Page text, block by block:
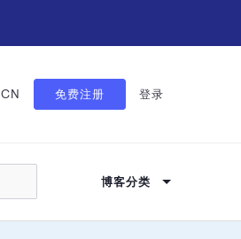
CN 免费注册 登录
博客分类